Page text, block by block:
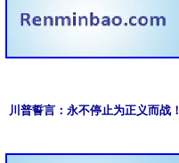
川普誓言：永不停止为正义而战！